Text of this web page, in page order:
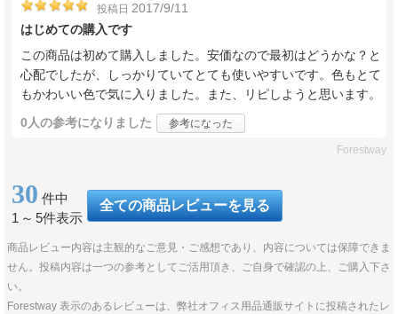
投稿日 2017/9/11
はじめての購入です
この商品は初めて購入しました。安価なので最初はどうかな？と
心配でしたが、しっかりていてとても使いやすいです。色もとて
もかわいい色で気に入りました。また、リピしようと思います。
0人の参考になりました 参考になった
Forestway
30 件中
1 ～ 5件表示
全ての商品レビューを見る
商品レビュー内容は主観的なご意見・ご感想であり、内容については保障できま
せん。投稿内容は一つの参考としてご活用頂き、ご自身で確認の上、ご購入下さ
い。
Forestway 表示のあるレビューは、弊社オフィス用品通販サイトに投稿されたレ